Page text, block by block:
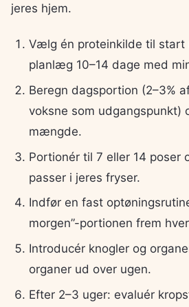
jeres hjem.
Vælg én proteinkilde til start
planlæg 10–14 dage med
Beregn dagsportion (2–3%
voksne som udgangspunkt)
mængde.
Portionér til 7 eller 14 poser
passer i jeres fryser.
Indfør en fast
morgen”-portionen frem
Introducér knogler og
organer ud over ugen.
Efter 2–3 uger: evaluér